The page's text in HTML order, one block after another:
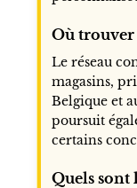
Où trouver
Le réseau
magasins,
Belgique et
poursuit
certains
Quels sont